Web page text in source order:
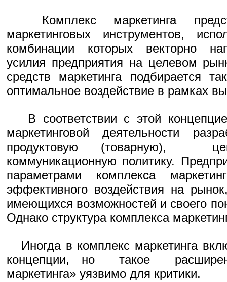
Комплекс маркетинга
маркетинговых инструментов,
комбинации которых векторно
усилия предприятия на целевом
средств маркетинга подбирается
оптимальное воздействие в рамках
В соответствии с этой
маркетинговой деятельности
продуктовую (товарную),
коммуникационную политику.
параметрами комплекса
эффективного воздействия на
имеющихся возможностей и своего
Однако структура комплекса
Иногда в комплекс маркетинга
концепции, но такое
маркетинга» уязвимо для критики.